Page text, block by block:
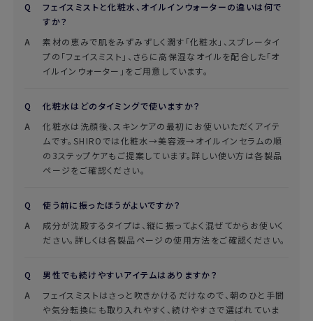
フェイスミストと化粧水、オイルインウォーターの違いは何で
すか？
素材の恵みで肌をみずみずしく潤す「化粧水」、スプレータイ
プの「フェイスミスト」、さらに高保湿なオイルを配合した「オ
イルインウォーター」をご用意しています。
化粧水はどのタイミングで使いますか？
化粧水は洗顔後、スキンケアの最初にお使いいただくアイテ
ムです。SHIROでは化粧水→美容液→オイルインセラムの順
の3ステップケアもご提案しています。詳しい使い方は各製品
ページをご確認ください。
使う前に振ったほうがよいですか？
成分が沈殿するタイプは、縦に振ってよく混ぜてからお使いく
ださい。詳しくは各製品ページの使用方法をご確認ください。
男性でも続けやすいアイテムはありますか？
フェイスミストはさっと吹きかけるだけなので、朝のひと手間
や気分転換にも取り入れやすく、続けやすさで選ばれていま